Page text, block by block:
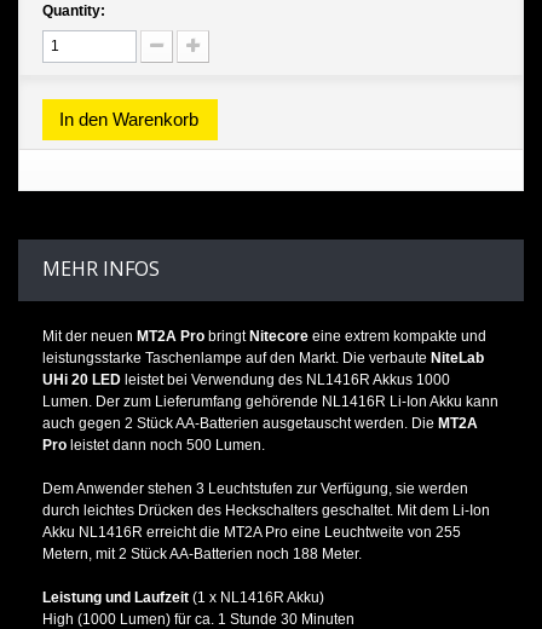
Quantity:
In den Warenkorb
MEHR INFOS
Mit der neuen MT2A Pro bringtNitecore eine extrem kompakte und
leistungsstarke Taschenlampe auf den Markt. Die verbaute NiteLab
UHi 20 LED leistet bei Verwendung des NL1416R Akkus 1000
Lumen. Der zum Lieferumfang gehörende NL1416R Li-Ion Akku kann
auch gegen 2 Stück AA-Batterien ausgetauscht werden. Die MT2A
Pro leistet dann noch 500 Lumen.
Dem Anwender stehen 3 Leuchtstufen zur Verfügung, sie werden
durch leichtes Drücken des Heckschalters geschaltet. Mit dem Li-Ion
Akku NL1416R erreicht die MT2A Pro eine Leuchtweite von 255
Metern, mit 2 Stück AA-Batterien noch 188 Meter.
Leistung und Laufzeit (1 x NL1416R Akku)
High (1000 Lumen) für ca. 1 Stunde 30 Minuten